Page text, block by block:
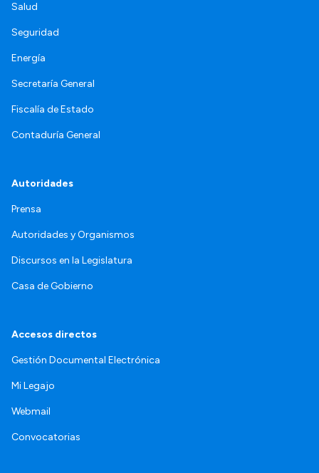
Salud
Seguridad
Energía
Secretaría General
Fiscalía de Estado
Contaduría General
Autoridades
Prensa
Autoridades y Organismos
Discursos en la Legislatura
Casa de Gobierno
Accesos directos
Gestión Documental Electrónica
Mi Legajo
Webmail
Convocatorias